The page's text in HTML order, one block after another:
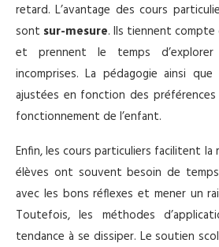
retard. L’avantage des cours
sont sur-mesure. Ils tiennent compte
et prennent le temps
incomprises. La pédagogie ainsi
ajustées en fonction des
fonctionnement de l’enfant.
Enfin, les cours particuliers facilitent la
élèves ont souvent besoin de
avec les bons réflexes et mener un
Toutefois, les méthodes
tendance à se dissiper. Le soutien